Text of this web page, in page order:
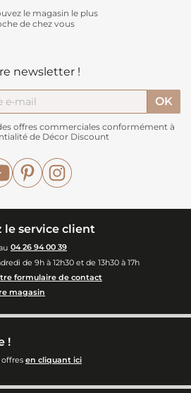
le magasin le plus
de chez vous
newsletter !
offres commerciales conformément à
de Décor Discount
YouTubePinterest
le service client
04 26 94 00 39
de 9h à 12h30 et de 13h30 à 17h
formulaire de contact
magasin
!
offres en cliquant ici